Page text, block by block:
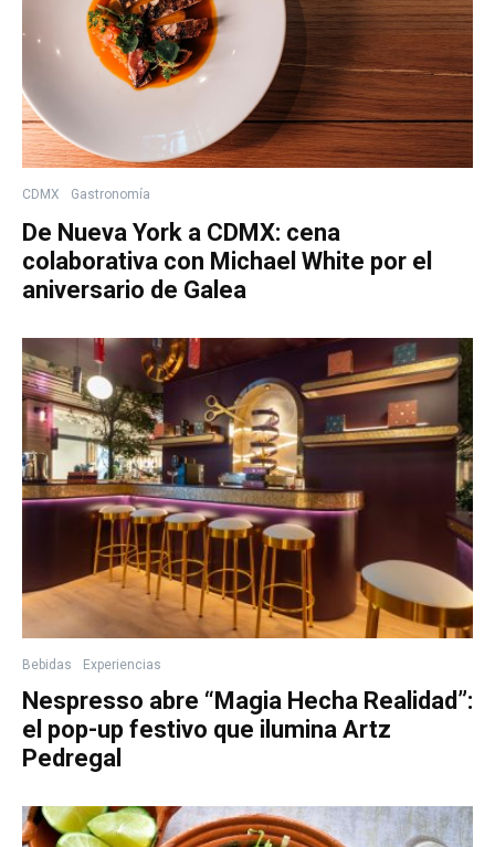
CDMX Gastronomía
De Nueva York a CDMX: cena
colaborativa con Michael White por el
aniversario de Galea
Bebidas Experiencias
Nespresso abre “Magia Hecha Realidad”:
el pop-up festivo que ilumina Artz
Pedregal